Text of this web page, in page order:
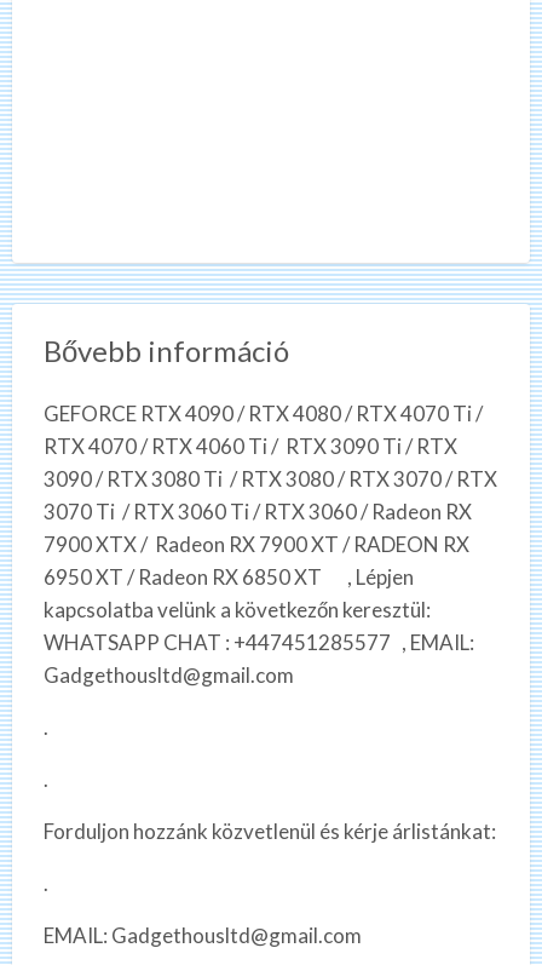
Bővebb információ
GEFORCE RTX 4090 / RTX 4080 / RTX 4070 Ti /
RTX 4070 / RTX 4060 Ti / RTX 3090 Ti / RTX
3090 / RTX 3080 Ti / RTX 3080 / RTX 3070 / RTX
3070 Ti / RTX 3060 Ti / RTX 3060 / Radeon RX
7900 XTX / Radeon RX 7900 XT / RADEON RX
6950 XT / Radeon RX 6850 XT , Lépjen
kapcsolatba velünk a következőn keresztül:
WHATSAPP CHAT : +447451285577 , EMAIL:
Gadgethousltd@gmail.com
.
.
Forduljon hozzánk közvetlenül és kérje árlistánkat:
.
EMAIL: Gadgethousltd@gmail.com